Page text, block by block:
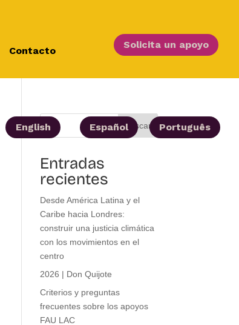
Contacto
Solicita un apoyo
English Español Português
Buscar
Entradas
recientes
Desde América Latina y el
Caribe hacia Londres:
construir una justicia climática
con los movimientos en el
centro
2026 | Don Quijote
Criterios y preguntas
frecuentes sobre los apoyos
FAU LAC